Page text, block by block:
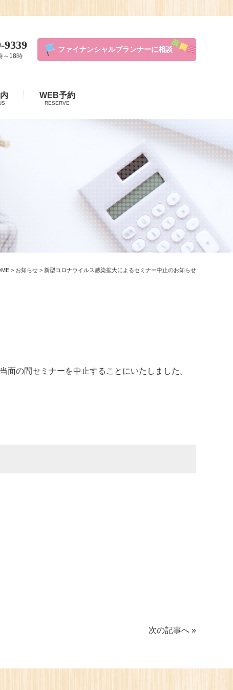
9339
～18時
ファイナンシャルプランナーに相談
WEB予約
RESERVE
> お知らせ > 新型コロナウイルス感染拡大によるセミナー中止のお知らせ
の間セミナーを中止することにいたしました。
次の記事へ »